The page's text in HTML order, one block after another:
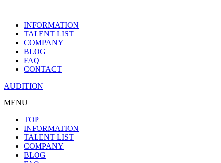
INFORMATION
TALENT LIST
COMPANY
BLOG
FAQ
CONTACT
AUDITION
MENU
TOP
INFORMATION
TALENT LIST
COMPANY
BLOG